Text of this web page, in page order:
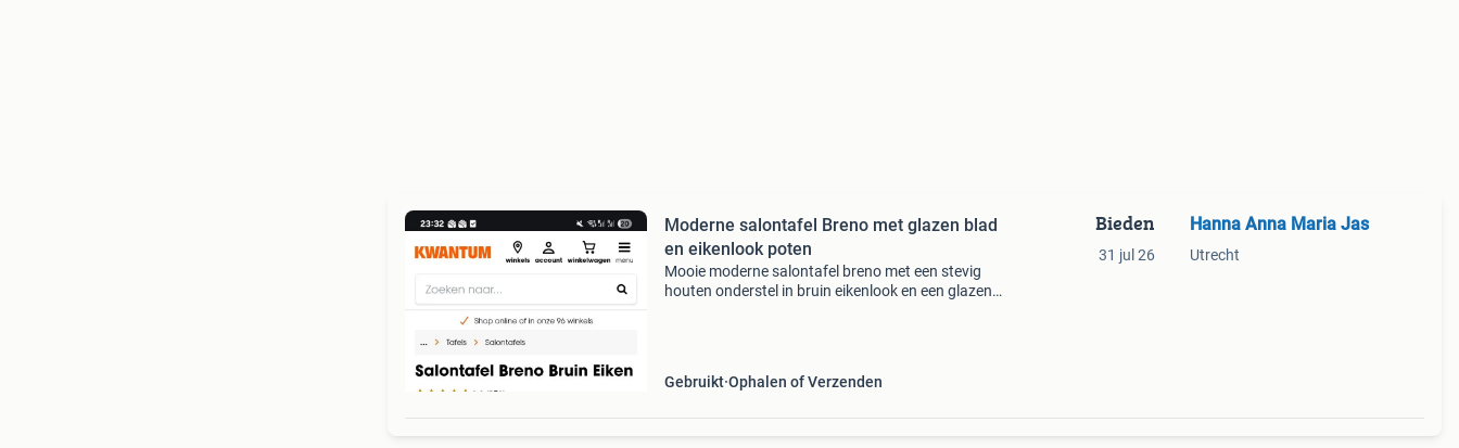
Moderne salontafel Breno met glazen blad
en eikenlook poten
Mooie moderne salontafel breno met een stevig
houten onderstel in bruin eikenlook en een glazen
Gebruikt Ophalen of Verzenden
Bieden
31 jul 26
Hanna Anna Maria Jas
Utrecht